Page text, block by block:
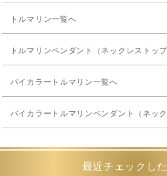
トルマリン一覧へ
トルマリンペンダント（ネックレストッ
バイカラートルマリン一覧へ
バイカラートルマリンペンダント（ネッ
最近チェックし